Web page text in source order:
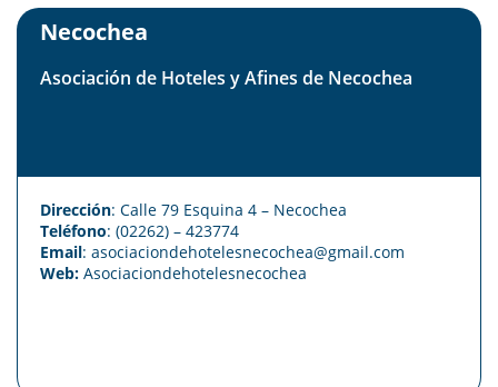
Necochea
Asociación de Hoteles y Afines de Necochea
Dirección: Calle 79 Esquina 4 – Necochea
Teléfono: (02262) – 423774
Email: asociaciondehotelesnecochea@gmail.com
Web: Asociaciondehotelesnecochea